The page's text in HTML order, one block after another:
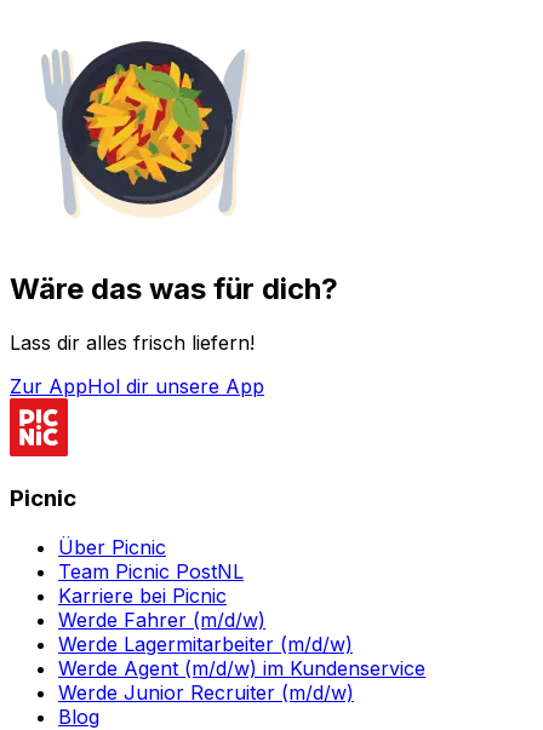
Wäre das was für dich?
Lass dir alles frisch liefern!
Zur AppHol dir unsere App
Picnic
Über Picnic
Team Picnic PostNL
Karriere bei Picnic
Werde Fahrer (m/d/w)
Werde Lagermitarbeiter (m/d/w)
Werde Agent (m/d/w) im Kundenservice
Werde Junior Recruiter (m/d/w)
Blog